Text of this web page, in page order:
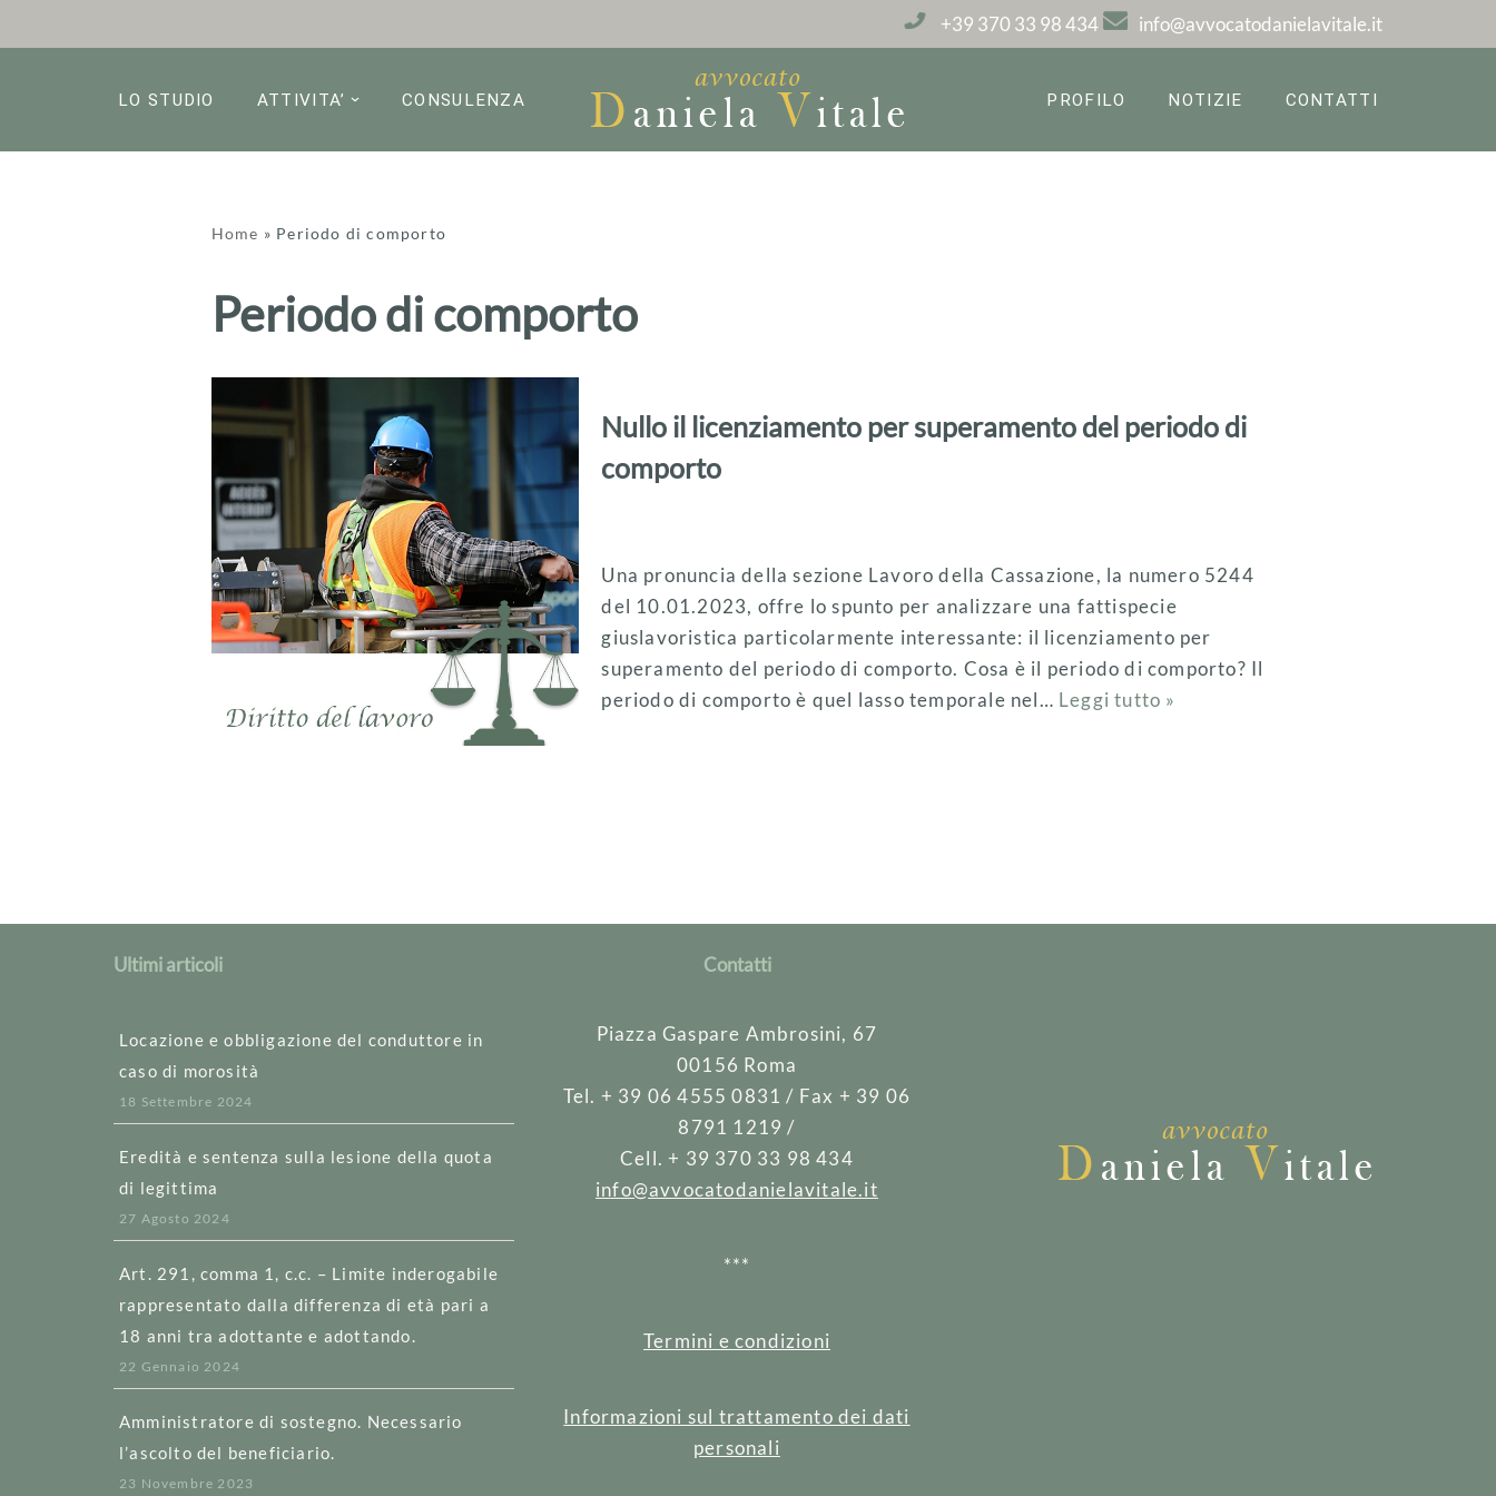
+39 370 33 98 434 info@avvocatodanielavitale.it
LO STUDIO ATTIVITA’ CONSULENZA PROFILO NOTIZIE CONTATTI
Home » Periodo di comporto
Periodo di comporto
Nullo il licenziamento per superamento del periodo di
comporto
Una pronuncia della sezione Lavoro della Cassazione, la numero 5244
del 10.01.2023, offre lo spunto per analizzare una fattispecie
giuslavoristica particolarmente interessante: il licenziamento per
superamento del periodo di comporto. Cosa è il periodo di comporto? Il
periodo di comporto è quel lasso temporale nel… Leggi tutto »
Ultimi articoli
Locazione e obbligazione del conduttore in
caso di morosità
18 Settembre 2024
Eredità e sentenza sulla lesione della quota
di legittima
27 Agosto 2024
Art. 291, comma 1, c.c. – Limite inderogabile
rappresentato dalla differenza di età pari a
18 anni tra adottante e adottando.
22 Gennaio 2024
Amministratore di sostegno. Necessario
l’ascolto del beneficiario.
23 Novembre 2023
Contatti
Piazza Gaspare Ambrosini, 67
00156 Roma
Tel. + 39 06 4555 0831 / Fax + 39 06
8791 1219 /
Cell. + 39 370 33 98 434
info@avvocatodanielavitale.it
***
Termini e condizioni
Informazioni sul trattamento dei dati
personali